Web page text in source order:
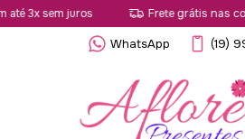
juros Frete grátis nas compras
WhatsApp (19)